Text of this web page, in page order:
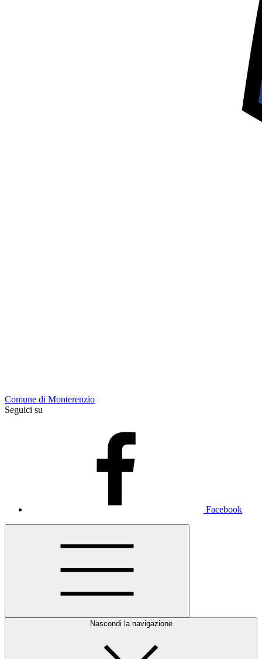
Comune di Monterenzio
Seguici su
Facebook
Nascondi la navigazione